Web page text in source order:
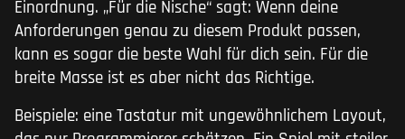
Einordnung. „Für die Nische“ sagt: Wenn deine
Anforderungen genau zu diesem Produkt passen,
kann es sogar die beste Wahl für dich sein. Für die
breite Masse ist es aber nicht das Richtige.
Beispiele: eine Tastatur mit ungewöhnlichem Layout,